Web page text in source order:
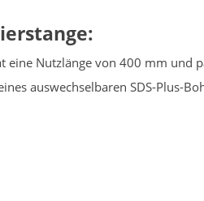
eine Nutzlänge von 400 mm
auswechselbaren SDS-Plus-